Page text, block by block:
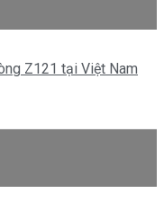
Z121 tại Việt Nam